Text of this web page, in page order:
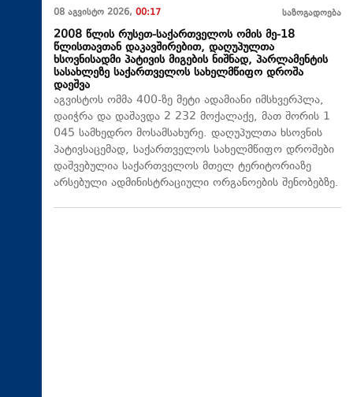
08 აგვისტო 2026, 00:17 საზოგადოება
2008 წლის რუსეთ-საქართველოს ომის მე-18
წლისთავთან დაკავშირებით, დაღუპულთა
ხსოვნისადმი პატივის მიგების ნიშნად, პარლამენტის
სასახლეზე საქართველოს სახელმწიფო დროშა
დაეშვა
აგვისტოს ომმა 400-ზე მეტი ადამიანი იმსხვერპლა,
დაიჭრა და დაშავდა 2 232 მოქალაქე, მათ შორის 1
045 სამხედრო მოსამსახურე. დაღუპულთა ხსოვნის
პატივსაცემად, საქართველოს სახელმწიფო დროშები
დაშვებულია საქართველოს მთელ ტერიტორიაზე
არსებული ადმინისტრაციული ორგანოების შენობებზე.